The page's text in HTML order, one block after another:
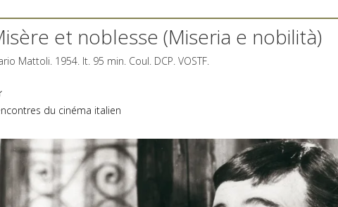
et noblesse (Miseria e nobilità)
Mattoli. 1954. It. 95 min. Coul. DCP. VOSTF.
du cinéma italien